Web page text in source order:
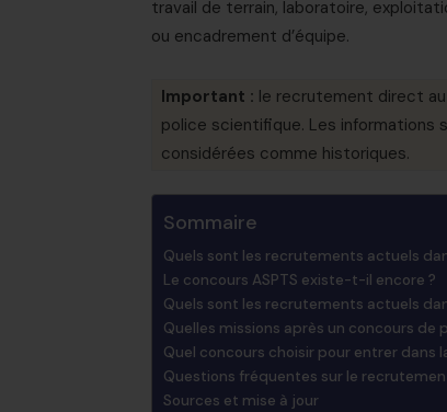
travail de terrain, laboratoire,
ou encadrement d’équipe.
Important : le recrutement direct au
police scientifique. Les informations
considérées comme historiques.
Sommaire
Quels sont les recrutements actuels
Le concours ASPTS existe-t-il encore ?
Quels sont les recrutements actuels
Quelles missions après un concours de
Quel concours choisir pour entrer dans
Questions fréquentes sur le
Sources et mise à jour